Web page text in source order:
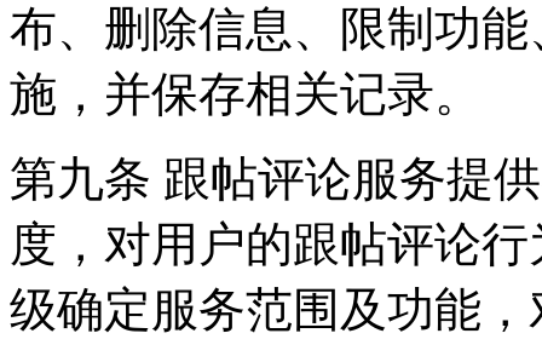
布、删除信息、限制功
施，并保存相关记录。
第九条 跟帖评论服务提
度，对用户的跟帖评论
级确定服务范围及功能